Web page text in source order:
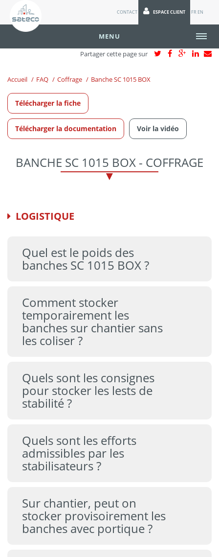
CONTACT ESPACE CLIENT FR EN
MENU
Partager cette page sur
Accueil FAQ Coffrage Banche SC 1015 BOX
Télécharger la fiche
Télécharger la documentation Voir la vidéo
BANCHE SC 1015 BOX - COFFRAGE
LOGISTIQUE
Quel est le poids des
banches SC 1015 BOX ?
Comment stocker
temporairement les
banches sur chantier sans
les coliser ?
Quels sont les consignes
pour stocker les lests de
stabilité ?
Quels sont les efforts
admissibles par les
stabilisateurs ?
Sur chantier, peut on
stocker provisoirement les
banches avec portique ?